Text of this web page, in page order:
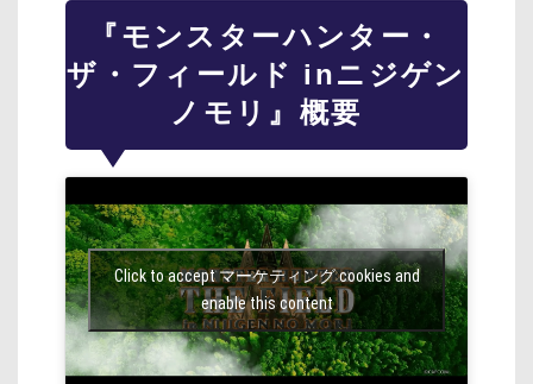
『モンスターハンター・
ザ・フィールド inニジゲン
ノモリ』概要
Click to accept マーケティング cookies and
enable this content